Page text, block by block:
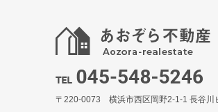
〒220-0073 横浜市西区岡野2-1-1 長谷川